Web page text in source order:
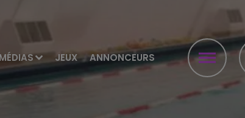
JEUX ANNONCEURS